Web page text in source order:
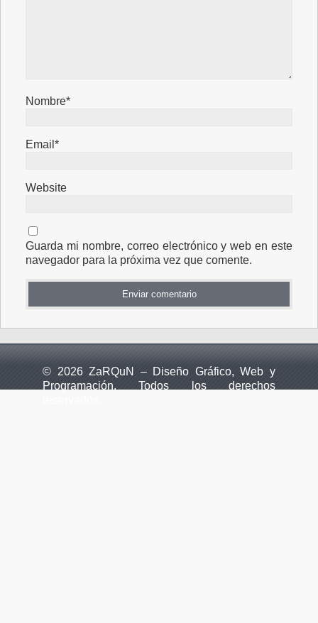
Nombre*
Email*
Website
Guarda mi nombre, correo electrónico y web en este
navegador para la próxima vez que comente.
© 2026 ZaRQuN – Diseño Gráfico, Web y
Programación. Todos los derechos